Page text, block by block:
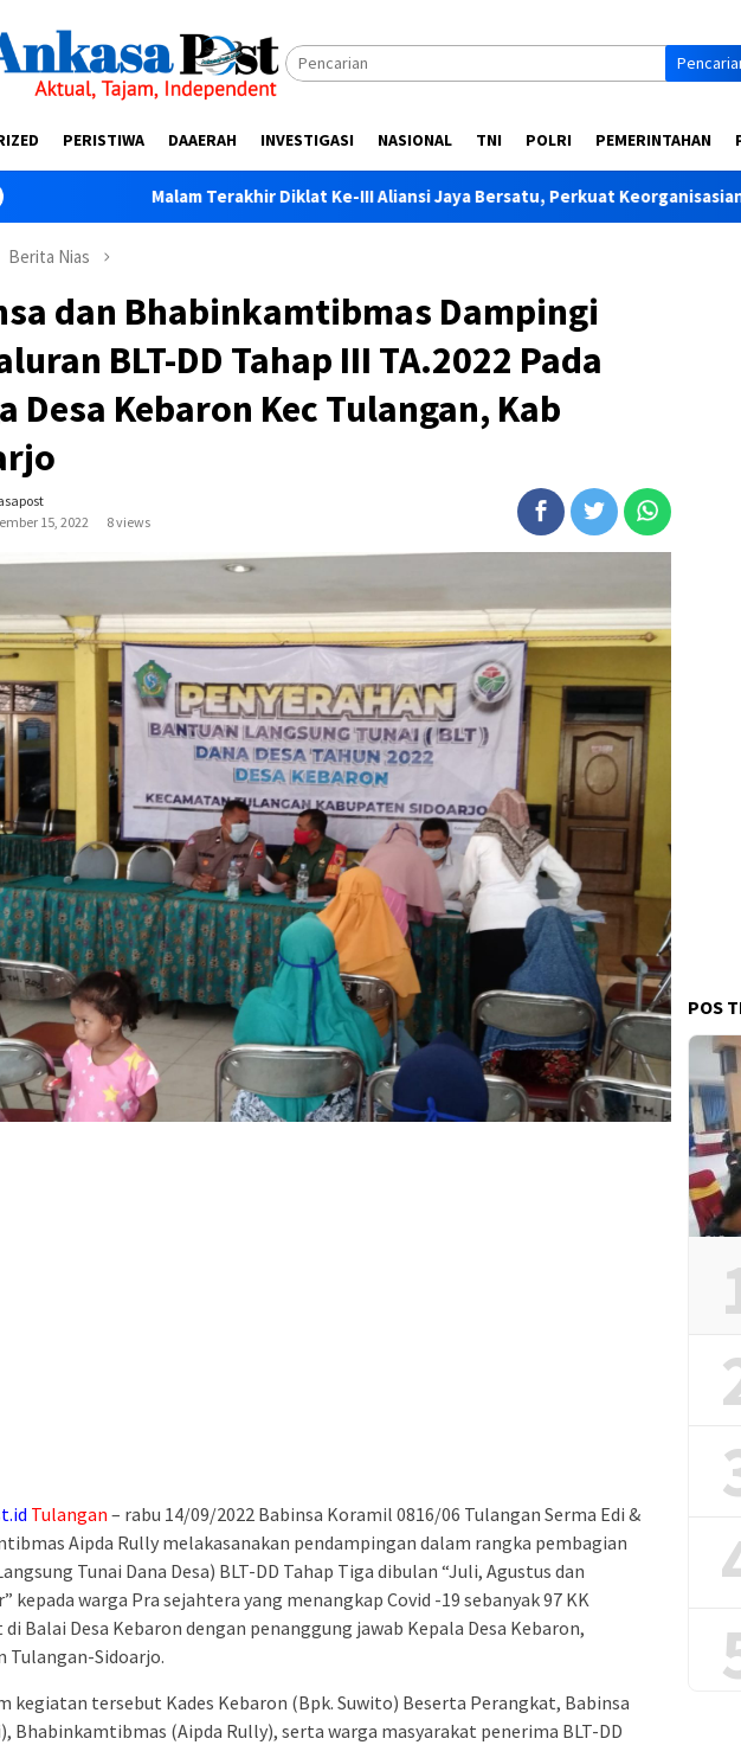
PERISTIWA DAAERAH INVESTIGASI NASIONAL TNI POLRI PEMERINTAHAN
Terakhir Diklat Ke-III Aliansi Jaya Bersatu, Perkuat Keorganisasian dan Soliditas
Berita Nias
dan Bhabinkamtibmas Dampingi
BLT-DD Tahap III TA.2022 Pada
Desa Kebaron Kec Tulangan, Kab
15, 2022
8 views
Tulangan – rabu 14/09/2022 Babinsa Koramil 0816/06 Tulangan Serma Edi &
Aipda Rully melakasanakan pendampingan dalam rangka pembagian
Tunai Dana Desa) BLT-DD Tahap Tiga dibulan “Juli, Agustus dan
kepada warga Pra sejahtera yang menangkap Covid -19 sebanyak 97 KK
Balai Desa Kebaron dengan penanggung jawab Kepala Desa Kebaron,
Tulangan-Sidoarjo.
kegiatan tersebut Kades Kebaron (Bpk. Suwito) Beserta Perangkat, Babinsa
Bhabinkamtibmas (Aipda Rully), serta warga masyarakat penerima BLT-DD
POS